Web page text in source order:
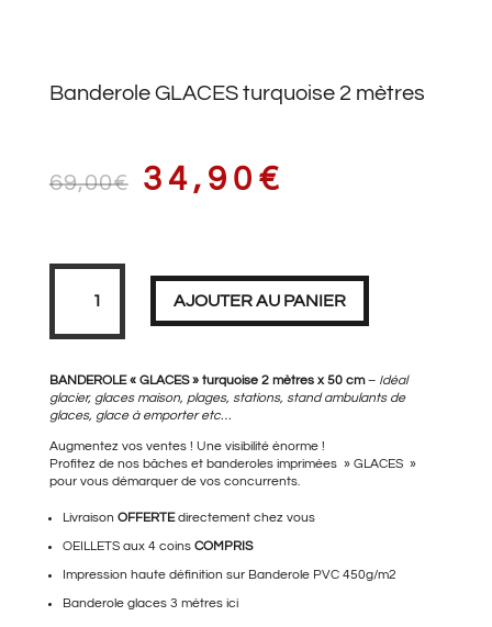
Banderole GLACES turquoise 2 mètres
69,00€ LE
PRIX
INITIAL
ÉTAIT :
69,00€.
34,90 €
PRIX
ACTUEL
EST :
quantité
Banderole
GLACES
2
AJOUTER AU PANIER
BANDEROLE « GLACES » turquoise 2 mètres x 50 cm– Idéal
glacier, glaces maison, plages, stations, stand ambulants de
glaces, glace à emporter etc…
Augmentez vos ventes ! Une visibilité énorme !
Profitez de nos bâches et banderoles imprimées » GLACES »
pour vous démarquer de vos concurrents.
Livraison OFFERTEdirectement chez vous
OEILLETS aux 4 coins COMPRIS
Impression haute définition sur Banderole PVC 450g/m2
Banderole glaces 3 mètresici